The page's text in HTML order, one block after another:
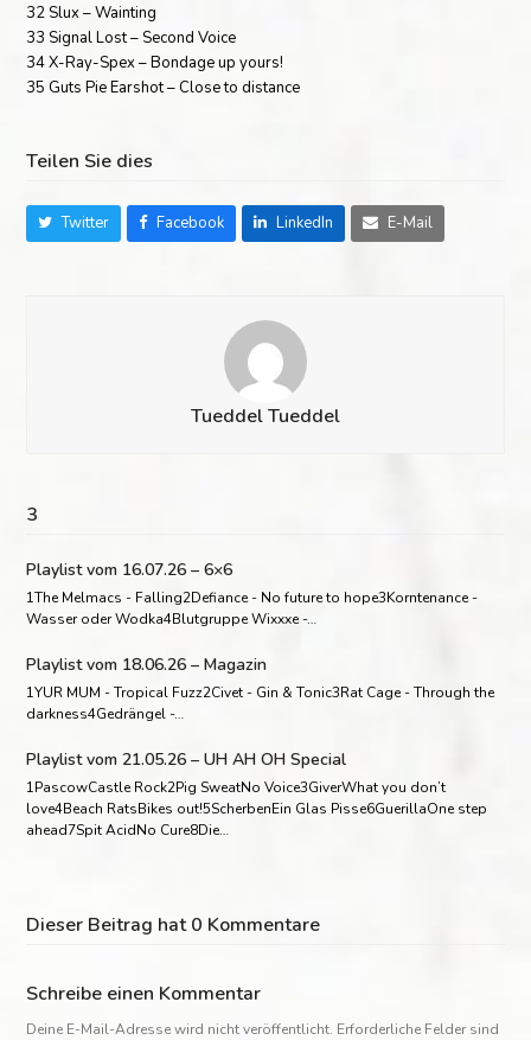
32 Slux – Wainting
33 Signal Lost – Second Voice
34 X-Ray-Spex – Bondage up yours!
35 Guts Pie Earshot – Close to distance
Teilen Sie dies
Twitter Facebook LinkedIn E-Mail
Tueddel Tueddel
3
Playlist vom 16.07.26 – 6×6
1The Melmacs - Falling2Defiance - No future to hope3Korntenance -
Wasser oder Wodka4Blutgruppe Wixxxe -…
Playlist vom 18.06.26 – Magazin
1YUR MUM - Tropical Fuzz2Civet - Gin & Tonic3Rat Cage - Through the
darkness4Gedrängel -…
Playlist vom 21.05.26 – UH AH OH Special
1PascowCastle Rock2Pig SweatNo Voice3GiverWhat you don’t
love4Beach RatsBikes out!5ScherbenEin Glas Pisse6GuerillaOne step
ahead7Spit AcidNo Cure8Die…
Dieser Beitrag hat 0 Kommentare
Schreibe einen Kommentar
Deine E-Mail-Adresse wird nicht veröffentlicht. Erforderliche Felder sind